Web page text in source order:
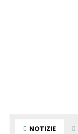
NOTIZIE